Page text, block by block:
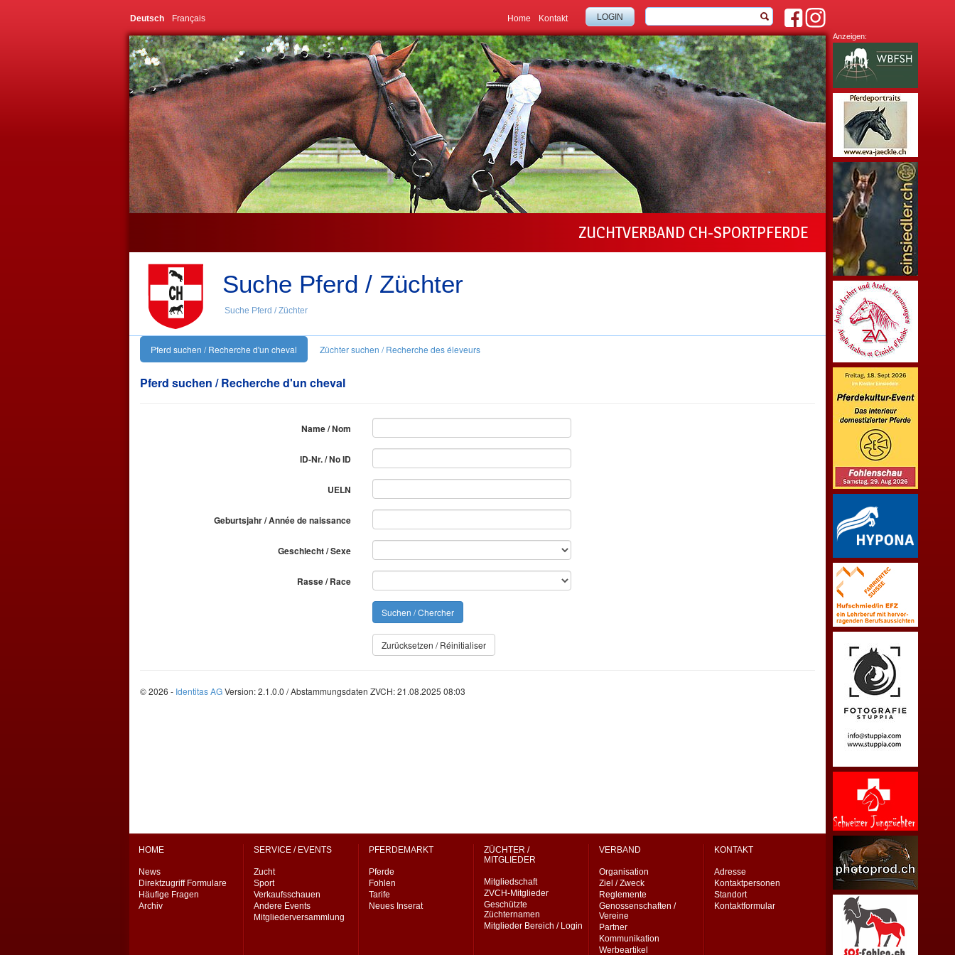
Deutsch Français LOGIN
Home Kontakt
ZUCHTVERBAND CH-SPORTPFERDE
Suche Pferd / Züchter
Suche Pferd / Züchter
HOME
News
Direktzugriff Formulare
Häufige Fragen
Archiv
SERVICE / EVENTS
Zucht
Sport
Verkaufsschauen
Andere Events
Mitgliederversammlung
PFERDEMARKT
Pferde
Fohlen
Tarife
Neues Inserat
ZÜCHTER /
MITGLIEDER
Mitgliedschaft
ZVCH-Mitglieder
Geschützte
Züchternamen
Mitglieder Bereich / Login
VERBAND
Organisation
Ziel / Zweck
Reglemente
Genossenschaften /
Vereine
Partner
Kommunikation
Werbeartikel
KONTAKT
Adresse
Kontaktpersonen
Standort
Kontaktformular
Anzeigen: